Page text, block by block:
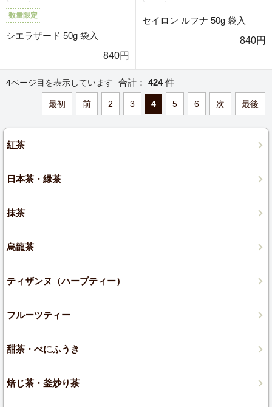
数量限定
シエラザード 50g 袋入
840円
セイロン ルフナ 50g 袋入
840円
4ページ目を表示しています 合計： 424件
最初 前 2 3 4 5 6 次 最後
紅茶
日本茶・緑茶
抹茶
烏龍茶
ティザンヌ（ハーブティー）
フルーツティー
甜茶・べにふうき
焙じ茶・釜炒り茶